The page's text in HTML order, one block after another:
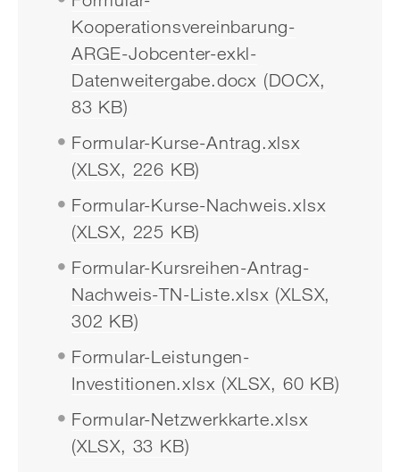
Kooperationsvereinbarung-
ARGE-Jobcenter-exkl-
Datenweitergabe.docx (DOCX,
83 KB)
Formular-Kurse-Antrag.xlsx
(XLSX, 226 KB)
Formular-Kurse-Nachweis.xlsx
(XLSX, 225 KB)
Formular-Kursreihen-Antrag-
Nachweis-TN-Liste.xlsx (XLSX,
302 KB)
Formular-Leistungen-
Investitionen.xlsx (XLSX, 60 KB)
Formular-Netzwerkkarte.xlsx
(XLSX, 33 KB)